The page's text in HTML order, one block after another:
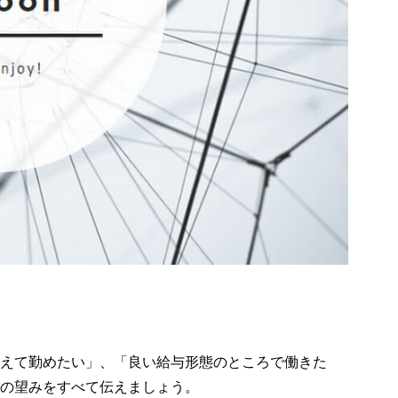
て勤めたい」、「良い給与形態のところで働きた
望みをすべて伝えましょう。